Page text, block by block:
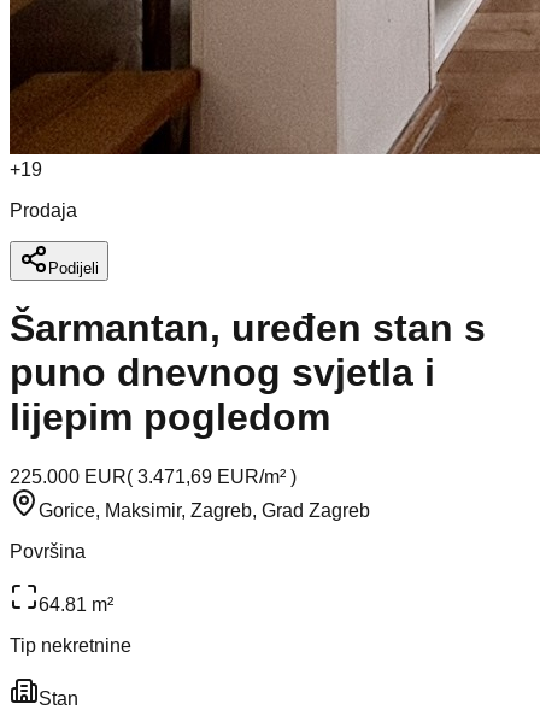
+19
Prodaja
Podijeli
Šarmantan, uređen stan s
puno dnevnog svjetla i
lijepim pogledom
225.000 EUR( 3.471,69 EUR/m² )
Gorice, Maksimir, Zagreb, Grad Zagreb
Površina
64.81 m²
Tip nekretnine
Stan